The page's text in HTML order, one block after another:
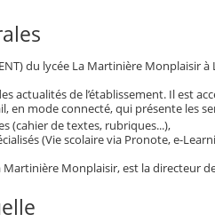
du lycée La Martinière Monplaisir
actualités de l’établissement. Il est
en mode connecté, qui présente les
(cahier de textes, rubriques...),
(Vie scolaire via Pronote, e-
Martinière Monplaisir, est la directeur